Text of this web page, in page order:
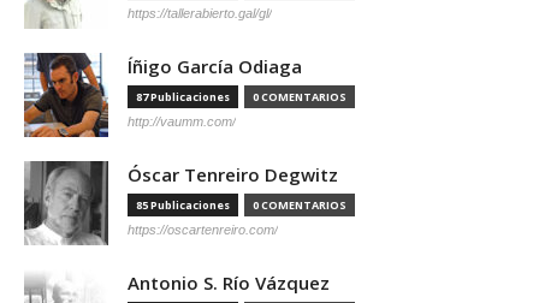
https://tallerabierto.gal/gl/
Íñigo García Odiaga
87 Publicaciones 0 COMENTARIOS
http://vaumm.com/
Óscar Tenreiro Degwitz
85 Publicaciones 0 COMENTARIOS
https://oscartenreiro.com/
Antonio S. Río Vázquez